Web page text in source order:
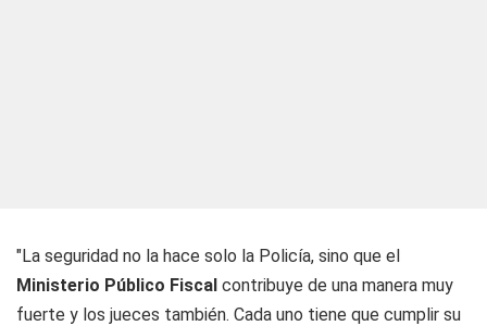
"La seguridad no la hace solo la Policía, sino que el
Ministerio Público Fiscal contribuye de una manera muy
fuerte y los jueces también. Cada uno tiene que cumplir su